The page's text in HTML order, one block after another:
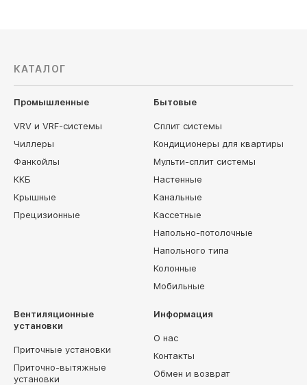
КАТАЛОГ
Промышленные
VRV и VRF-системы
Чиллеры
Фанкойлы
ККБ
Крышные
Прецизионные
Бытовые
Сплит системы
Кондиционеры для квартиры
Мульти-сплит системы
Настенные
Канальные
Кассетные
Напольно-потолочные
Напольного типа
Колонные
Мобильные
Вентиляционные
установки
Приточные установки
Приточно-вытяжные
установки
Информация
О нас
Контакты
Обмен и возврат